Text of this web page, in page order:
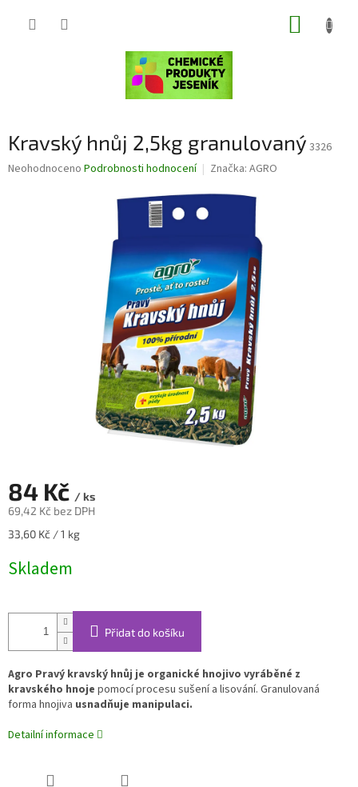
Kravský hnůj 2,5kg granulovaný 3326
Průměrné
Neohodnoceno Podrobnosti hodnocení Značka: AGRO
84 Kč / ks
69,42 Kč bez DPH
Měrná
33,60 Kč / 1 kg
Skladem
Přidat do košíku
Agro Pravý kravský hnůj je organické hnojivo vyráběné z
kravského hnoje pomocí procesu sušení a lisování. Granulovaná
forma hnojiva usnadňuje manipulaci.
Detailní informace